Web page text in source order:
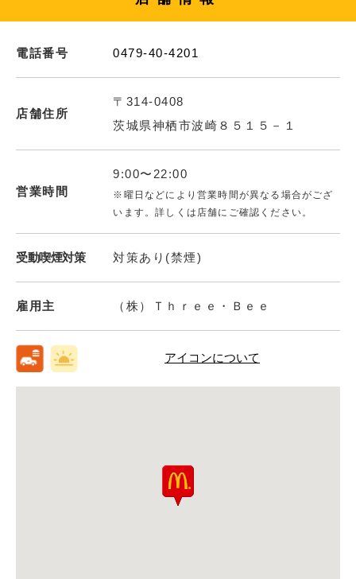
電話番号 0479-40-4201
店舗住所
〒314-0408
茨城県神栖市波崎８５１５－１
営業時間
9:00〜22:00
※曜日などにより営業時間が異なる場合がござ
います。詳しくは店舗にご確認ください。
受動喫煙対策 対策あり(禁煙)
雇用主 （株）Ｔｈｒｅｅ・Ｂｅｅ
アイコンについて